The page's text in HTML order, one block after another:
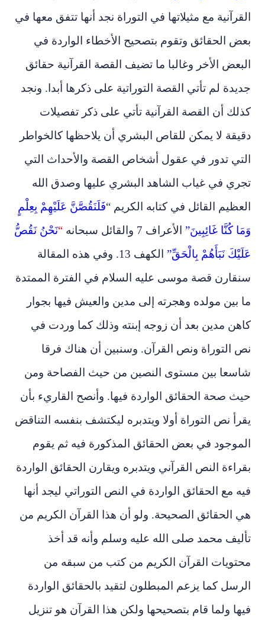
القرآنية مع مثيلاتها في التوراة نجد أنها تتفق معها في
بعض الحقائق وتقوم بتصحيح الأخطاء الواردة في
البعض الأخر وغالبا ما تضيف القصة القرآنية حقائق
جديدة لم تأتي القصة التوراتية على ذكرها أبدا. ونجد
كذلك أن القصة القرآنية تأتي على ذكر تفصيلات
دقيقة لا يمكن للقاص البشري أن يلاحظها كالخواطر
التي تدور في عقول أشخاص القصة والأحداث التي
تجري في غياب الشاهد البشري عليها وصدق الله
العظيم القائل في كتابه الكريم “فَلَنَقُصَّنَّ عَلَيْهِمْ بِعِلْمٍ
وَمَا كُنَّا غَائِبِينَ” الأعراف 7 والقائل سبحانه “نَحْنُ نَقُصُّ
عَلَيْكَ نَبَأَهُمْ بِالْحَقِّ” الكهف 13
. وفي هذه المقالة
سنقارن قصة موسى عليه السلام في الفترة الممتدة
ما بين مولده وهجرته إلى مدين والعيش فيها بجوار
كاهن مدين بعد أن زوجه إبنته وذلك كما وردت في
نص التوراة ونص القرآن. وسنبين أن هناك فرقا
شاسعا بين مستوى النصين من حيث الفصاحة ومن
حيث صحة الحقائق الواردة فيها. وأنصح القاريء بأن
يقرأ نص التوراة أولا ويتدبره ليكتشف بنفسه التناقض
الموجود في بعض الحقائق المذكورة فيه ثم يقوم
بقراءة النص القرآني ويتدبره ويقارن الحقائق الواردة
فيه مع الحقائق الواردة في النص التوراتي ليجد أنها
هي الحقائق الصحيحة. ولو أن هذا القرآن الكريم من
تأليف محمد صلى الله عليه وسلم وأنه قد أخذ
محتويات القرآن الكريم من كتب من سبقه من
الرسل كما يزعم المبطلون لتقيد بالحقائق الواردة
فيها ولما قام بتصحيحها ولكن هذا القرآن هو تنزيل